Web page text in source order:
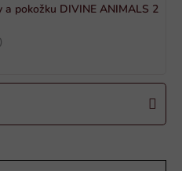
a pokožku DIVINE ANIMALS 2